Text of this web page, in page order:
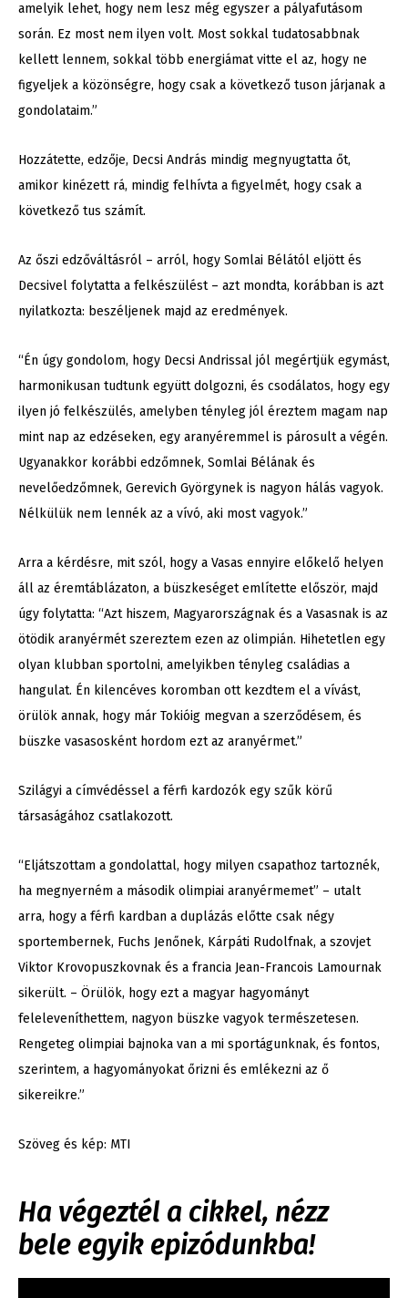
amelyik lehet, hogy nem lesz még egyszer a pályafutásom
során. Ez most nem ilyen volt. Most sokkal tudatosabbnak
kellett lennem, sokkal több energiámat vitte el az, hogy ne
figyeljek a közönségre, hogy csak a következő tuson járjanak a
gondolataim.”
Hozzátette, edzője, Decsi András mindig megnyugtatta őt,
amikor kinézett rá, mindig felhívta a figyelmét, hogy csak a
következő tus számít.
Az őszi edzőváltásról – arról, hogy Somlai Bélától eljött és
Decsivel folytatta a felkészülést – azt mondta, korábban is azt
nyilatkozta: beszéljenek majd az eredmények.
“Én úgy gondolom, hogy Decsi Andrissal jól megértjük egymást,
harmonikusan tudtunk együtt dolgozni, és csodálatos, hogy egy
ilyen jó felkészülés, amelyben tényleg jól éreztem magam nap
mint nap az edzéseken, egy aranyéremmel is párosult a végén.
Ugyanakkor korábbi edzőmnek, Somlai Bélának és
nevelőedzőmnek, Gerevich Györgynek is nagyon hálás vagyok.
Nélkülük nem lennék az a vívó, aki most vagyok.”
Arra a kérdésre, mit szól, hogy a Vasas ennyire előkelő helyen
áll az éremtáblázaton, a büszkeséget említette először, majd
úgy folytatta: “Azt hiszem, Magyarországnak és a Vasasnak is az
ötödik aranyérmét szereztem ezen az olimpián. Hihetetlen egy
olyan klubban sportolni, amelyikben tényleg családias a
hangulat. Én kilencéves koromban ott kezdtem el a vívást,
örülök annak, hogy már Tokióig megvan a szerződésem, és
büszke vasasosként hordom ezt az aranyérmet.”
Szilágyi a címvédéssel a férfi kardozók egy szűk körű
társaságához csatlakozott.
“Eljátszottam a gondolattal, hogy milyen csapathoz tartoznék,
ha megnyerném a második olimpiai aranyérmemet” – utalt
arra, hogy a férfi kardban a duplázás előtte csak négy
sportembernek, Fuchs Jenőnek, Kárpáti Rudolfnak, a szovjet
Viktor Krovopuszkovnak és a francia Jean-Francois Lamournak
sikerült. – Örülök, hogy ezt a magyar hagyományt
feleleveníthettem, nagyon büszke vagyok természetesen.
Rengeteg olimpiai bajnoka van a mi sportágunknak, és fontos,
szerintem, a hagyományokat őrizni és emlékezni az ő
sikereikre.”
Szöveg és kép: MTI
Ha végeztél a cikkel, nézz
bele egyik epizódunkba!